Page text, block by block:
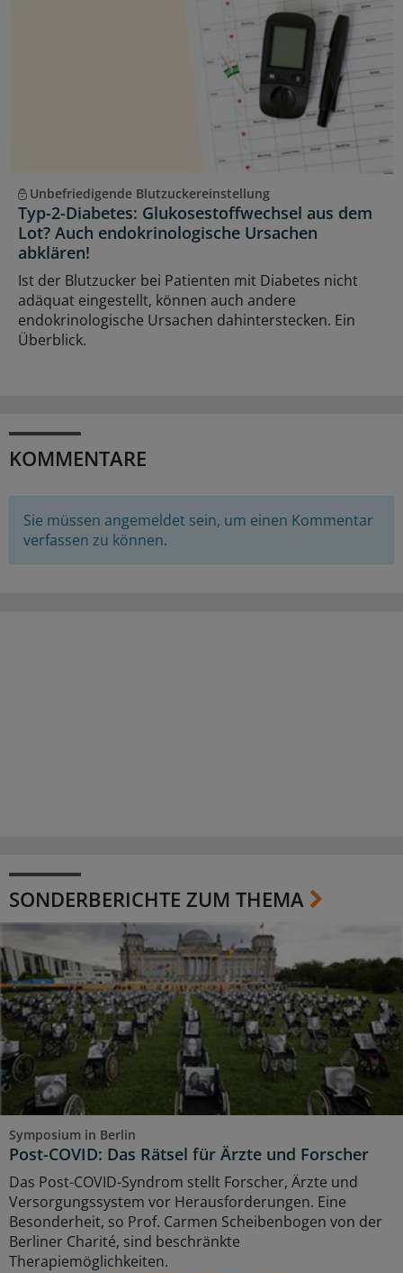
Unbefriedigende Blutzuckereinstellung
Typ-2-Diabetes: Glukosestoffwechsel aus dem
Lot? Auch endokrinologische Ursachen
abklären!
Ist der Blutzucker bei Patienten mit Diabetes nicht
adäquat eingestellt, können auch andere
endokrinologische Ursachen dahinterstecken. Ein
Überblick.
KOMMENTARE
Sie müssen angemeldet sein, um einen Kommentar
verfassen zu können.
SONDERBERICHTE ZUM THEMA
Symposium in Berlin
Post-COVID: Das Rätsel für Ärzte und Forscher
Das Post-COVID-Syndrom stellt Forscher, Ärzte und
Versorgungssystem vor Herausforderungen. Eine
Besonderheit, so Prof. Carmen Scheibenbogen von der
Berliner Charité, sind beschränkte
Therapiemöglichkeiten.